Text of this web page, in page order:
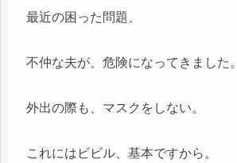
最近の困った問題、
不仲な夫が、危険になってきました。
外出の際も、マスクをしない。
これにはビビル、基本ですから。